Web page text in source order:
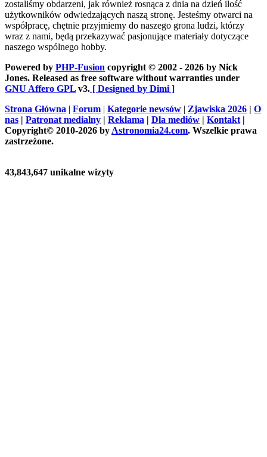
zostaliśmy obdarzeni, jak również rosnąca z dnia na dzień ilość
użytkowników odwiedzających naszą stronę. Jesteśmy otwarci na
współpracę, chętnie przyjmiemy do naszego grona ludzi, którzy
wraz z nami, będą przekazywać pasjonujące materiały dotyczące
naszego wspólnego hobby.
Powered by PHP-Fusion copyright © 2002 - 2026 by Nick
Jones. Released as free software without warranties under
GNU Affero GPL v3. [ Designed by Dimi ]
Strona Główna | Forum | Kategorie newsów | Zjawiska 2026 | O
nas | Patronat medialny | Reklama | Dla mediów | Kontakt |
Copyright© 2010-2026 by Astronomia24.com. Wszelkie prawa
zastrzeżone.
43,843,647 unikalne wizyty